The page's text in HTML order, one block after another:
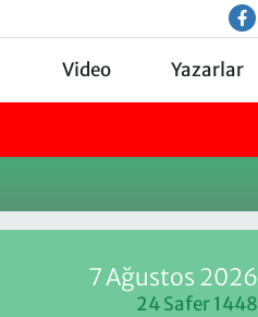
Video Yazarlar
7 Ağustos 2026
24 Safer 1448